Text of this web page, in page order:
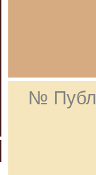
№